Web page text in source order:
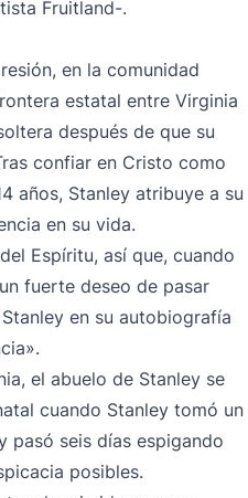
Fruitland-.
en la comunidad
estatal entre Virginia
después de que su
confiar en Cristo como
años, Stanley atribuye a su
en su vida.
Espíritu, así que, cuando
fuerte deseo de pasar
en su autobiografía
el abuelo de Stanley se
cuando Stanley tomó un
pasó seis días espigando
posibles.